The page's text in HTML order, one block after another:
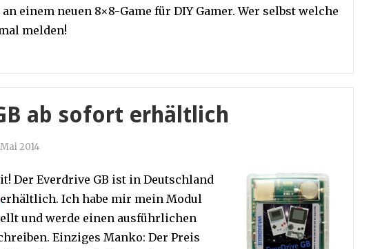
einem neuen 8×8-Game für DIY Gamer. Wer selbst welche
melden!
ab sofort erhältlich
2014
Der Everdrive GB ist in Deutschland
erhältlich. Ich habe mir mein Modul
und werde einen ausführlichen
Einziges Manko: Der Preis